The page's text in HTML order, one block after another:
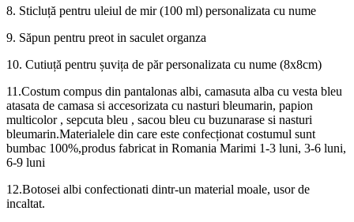
8. Sticluță pentru uleiul de mir (100 ml) personalizata cu nume
9. Săpun pentru preot in saculet organza
10. Cutiuță pentru șuvița de păr personalizata cu nume (8x8cm)
11.Costum compus din pantalonas albi, camasuta alba cu vesta bleu
atasata de camasa si accesorizata cu nasturi bleumarin, papion
multicolor , sepcuta bleu , sacou bleu cu buzunarase si nasturi
bleumarin.Materialele din care este confecționat costumul sunt
bumbac 100%,produs fabricat in Romania Marimi 1-3 luni, 3-6 luni,
6-9 luni
12.Botosei albi confectionati dintr-un material moale, usor de
incaltat.